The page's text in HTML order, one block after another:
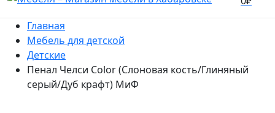
Главная
Мебель для детской
Детские
Пенал Челси Color (Слоновая кость/Глиняный
серый/Дуб крафт) МиФ